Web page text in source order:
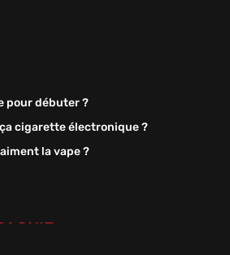
pour débuter ?
cigarette électronique ?
la vape ?